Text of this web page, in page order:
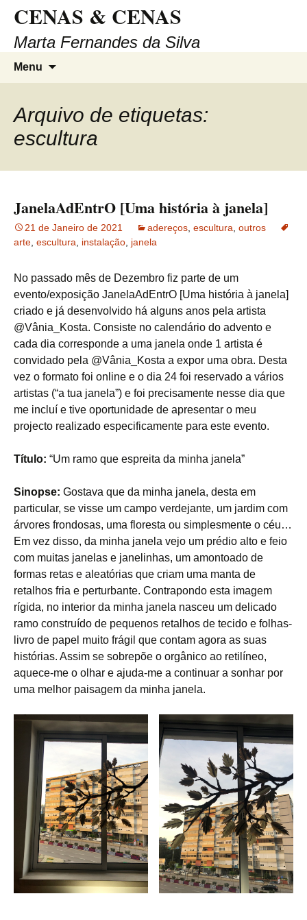
paraCENAS & CENAS
Marta Fernandes da Silva
Menu
Arquivo de etiquetas:
escultura
JanelaAdEntrO [Uma história à janela]
21 de Janeiro de 2021 adereços escultura outros
arte escultura instalação janela
No passado mês de Dezembro fiz parte de um
evento/exposição JanelaAdEntrO [Uma história à janela]
criado e já desenvolvido há alguns anos pela artista
@Vânia_Kosta. Consiste no calendário do advento e
cada dia corresponde a uma janela onde 1 artista é
convidado pela @Vânia_Kosta a expor uma obra. Desta
vez o formato foi online e o dia 24 foi reservado a vários
artistas (“a tua janela”) e foi precisamente nesse dia que
me incluí e tive oportunidade de apresentar o meu
projecto realizado especificamente para este evento.
Título: “Um ramo que espreita da minha janela”
Sinopse: Gostava que da minha janela, desta em
particular, se visse um campo verdejante, um jardim com
árvores frondosas, uma floresta ou simplesmente o céu…
Em vez disso, da minha janela vejo um prédio alto e feio
com muitas janelas e janelinhas, um amontoado de
formas retas e aleatórias que criam uma manta de
retalhos fria e perturbante. Contrapondo esta imagem
rígida, no interior da minha janela nasceu um delicado
ramo construído de pequenos retalhos de tecido e folhas-
livro de papel muito frágil que contam agora as suas
histórias. Assim se sobrepõe o orgânico ao retilíneo,
aquece-me o olhar e ajuda-me a continuar a sonhar por
uma melhor paisagem da minha janela.